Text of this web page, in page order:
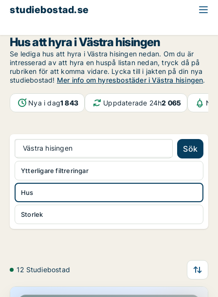
studiebostad.se
Hus att hyra i Västra hisingen
Se lediga hus att hyra i Västra hisingen nedan. Om du är
intresserad av att hyra en huspå listan nedan, tryck då på
rubriken för att komma vidare. Lycka till i jakten på din nya
studiebostad! Mer info om hyresbostäder i Västra hisingen.
Nya i dag1 843 Uppdaterade 24h2 065
Västra hisingen Sök
Hus
Storlek
Ytterligare filtreringar
12 Studiebostad
Hus i Västra hisingen